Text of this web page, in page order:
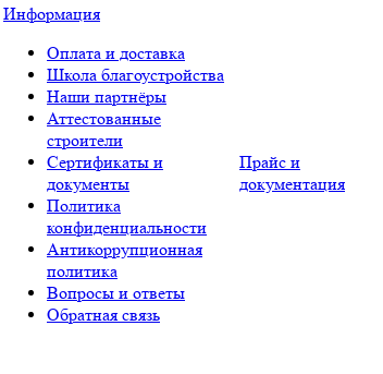
Информация
Оплата и доставка
Школа благоустройства
Наши партнёры
Аттестованные
строители
Сертификаты и
документы
Политика
конфиденциальности
Антикоррупционная
политика
Вопросы и ответы
Обратная связь
Прайс и
документация